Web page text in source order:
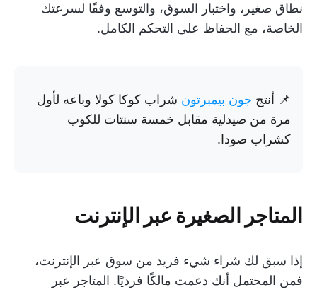
نطاق صغير، واختبار السوق، والتوسع وفقًا لسرعتك
الخاصة، مع الحفاظ على التحكم الكامل.
📌 أنتج جون بيمبرتون شراب كوكا كولا وباعه لأول
مرة من صيدلية مقابل خمسة سنتات للكوب
كشراب صودا.
المتاجر الصغيرة عبر الإنترنت
إذا سبق لك شراء شيء فريد من سوق عبر الإنترنت،
فمن المحتمل أنك دعمت مالكًا فرديًا. المتاجر عبر